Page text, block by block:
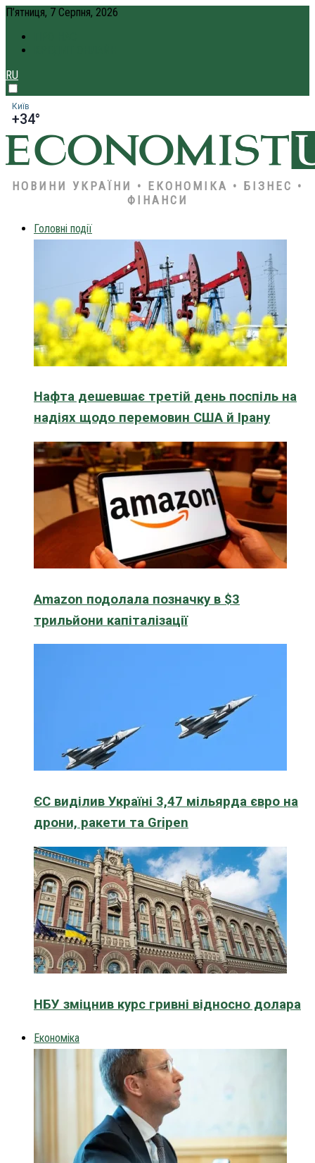
П’ятниця, 7 Серпня, 2026
RU
Київ
+34°
НОВИНИ УКРАЇНИ • ЕКОНОМІКА • БІЗНЕС •
ФІНАНСИ
Головні події
Нафта дешевшає третій день поспіль на
надіях щодо перемовин США й Ірану
Amazon подолала позначку в $3
трильйони капіталізації
ЄС виділив Україні 3,47 мільярда євро на
дрони, ракети та Gripen
НБУ зміцнив курс гривні відносно долара
Економіка